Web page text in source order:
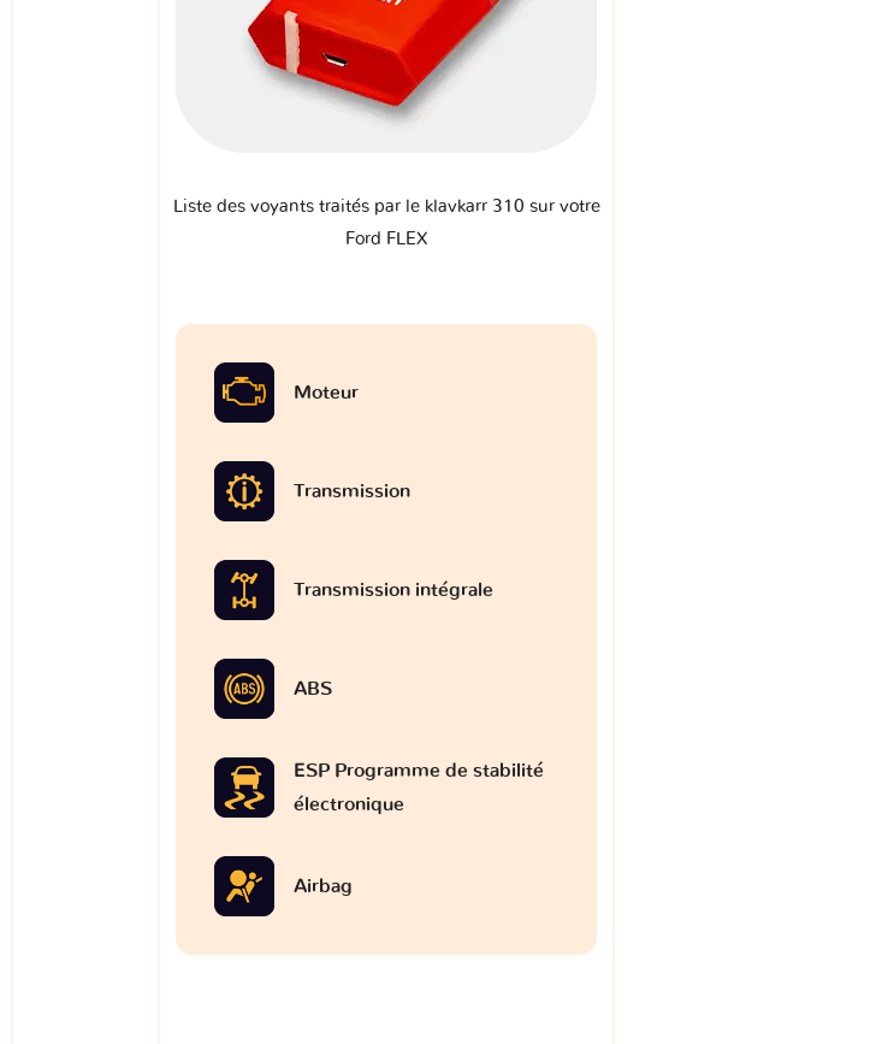
Liste des voyants traités par le klavkarr 310 sur votre
Ford FLEX
Moteur
Transmission
Transmission intégrale
ABS
ESP Programme de stabilité
électronique
Airbag